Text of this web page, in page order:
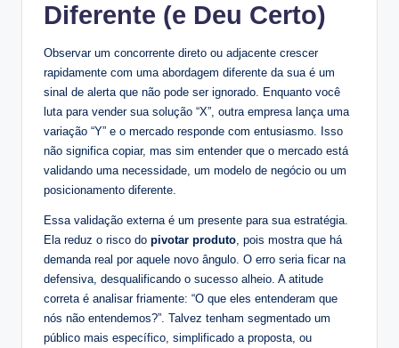
Diferente (e Deu Certo)
Observar um concorrente direto ou adjacente crescer
rapidamente com uma abordagem diferente da sua é um
sinal de alerta que não pode ser ignorado. Enquanto você
luta para vender sua solução “X”, outra empresa lança uma
variação “Y” e o mercado responde com entusiasmo. Isso
não significa copiar, mas sim entender que o mercado está
validando uma necessidade, um modelo de negócio ou um
posicionamento diferente.
Essa validação externa é um presente para sua estratégia.
Ela reduz o risco do pivotar produto, pois mostra que há
demanda real por aquele novo ângulo. O erro seria ficar na
defensiva, desqualificando o sucesso alheio. A atitude
correta é analisar friamente: “O que eles entenderam que
nós não entendemos?”. Talvez tenham segmentado um
público mais específico, simplificado a proposta, ou